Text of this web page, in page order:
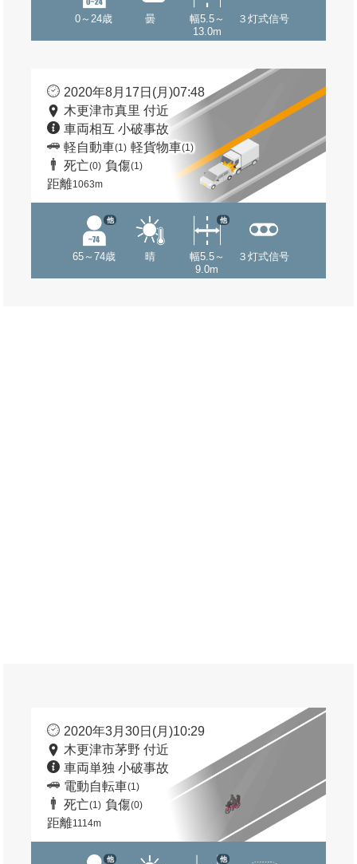
0～24歳 曇
幅5.5～
13.0m
３灯式信号
2020年8月17日(月)07:48
木更津市真里 付近
車両相互 小破事故
軽自動車(1) 軽貨物車(1)
死亡(0) 負傷(1)
距離1063m
65～74歳
他
晴
幅5.5～
9.0m
他
３灯式信号
2020年3月30日(月)10:29
木更津市茅野 付近
車両単独 小破事故
電動自転車(1)
死亡(1) 負傷(0)
距離1114m
他 他